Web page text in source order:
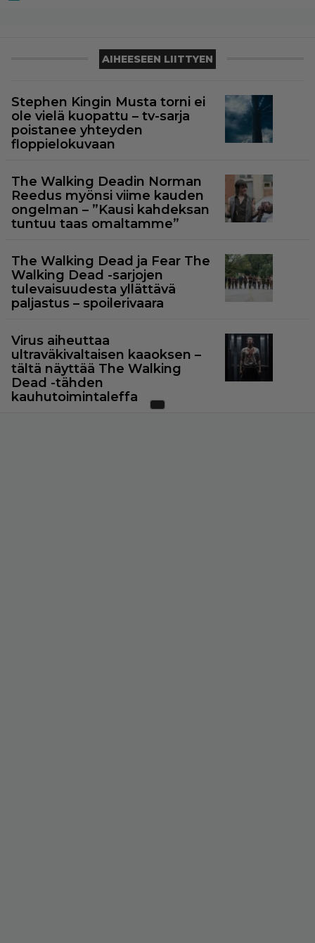
AIHEESEEN LIITTYEN
Stephen Kingin Musta torni ei
ole vielä kuopattu – tv-sarja
poistanee yhteyden
floppielokuvaan
The Walking Deadin Norman
Reedus myönsi viime kauden
ongelman – ”Kausi kahdeksan
tuntuu taas omaltamme”
The Walking Dead ja Fear The
Walking Dead -sarjojen
tulevaisuudesta yllättävä
paljastus – spoilerivaara
Virus aiheuttaa
ultraväkivaltaisen kaaoksen –
tältä näyttää The Walking
Dead -tähden
kauhutoimintaleffa